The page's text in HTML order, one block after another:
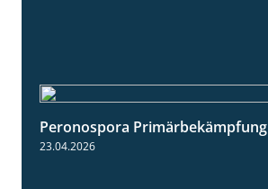
Peronospora Primärbekämpfung
23.04.2026